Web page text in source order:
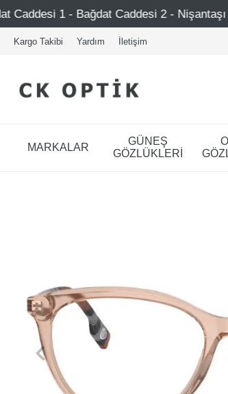
Caddesi 2 - Nişantaşı – Etiler –
Kargo Takibi Yardım İletişim
MARKALAR
GÜNEŞ
GÖZLÜKLERİ